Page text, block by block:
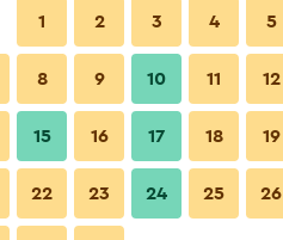
1 2 3 4 5
8 9 10 11 12
15 16 17 18 19
22 23 24 25 26